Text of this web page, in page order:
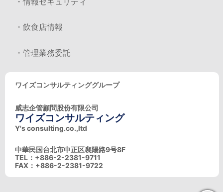
・飲食店情報
・管理業務委託
ワイズコンサルティンググループ
威志企管顧問股份有限公司
ワイズコンサルティング
Y's consulting.co.,ltd
中華民国台北市中正区襄陽路9号8F
TEL：+886-2-2381-9711
FAX：+886-2-2381-9722